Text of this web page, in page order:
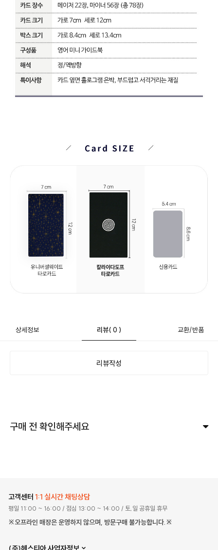
상세정보 리뷰( 0 ) 교환/반품
리뷰작성
구매 전 확인해주세요
고객센터 1:1 실시간 채팅상담
평일 11:00 ~ 16:00 / 점심 13:00 ~ 14:00 / 토,일 공휴일 휴무
※오프라인 매장은 운영하지 않으며, 방문구매 불가능합니다.※
(주)헤스티아 사업자정보